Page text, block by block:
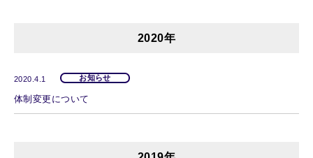
2020年
2020.4.1 お知らせ
体制変更について